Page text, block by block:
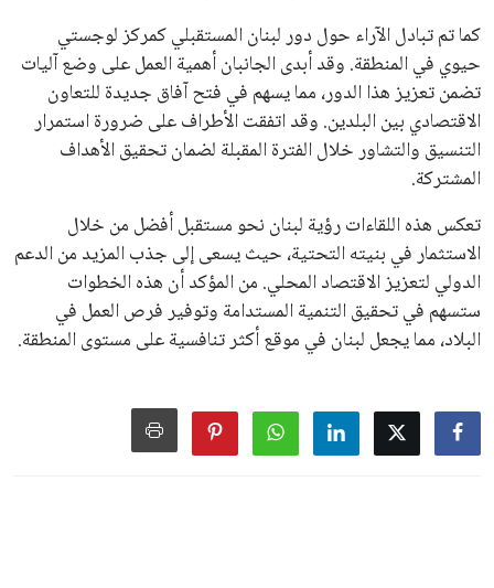
كما تم تبادل الآراء حول دور لبنان المستقبلي كمركز لوجستي
حيوي في المنطقة. وقد أبدى الجانبان أهمية العمل على وضع آليات
تضمن تعزيز هذا الدور، مما يسهم في فتح آفاق جديدة للتعاون
الاقتصادي بين البلدين. وقد اتفقت الأطراف على ضرورة استمرار
التنسيق والتشاور خلال الفترة المقبلة لضمان تحقيق الأهداف
المشتركة.
تعكس هذه اللقاءات رؤية لبنان نحو مستقبل أفضل من خلال
الاستثمار في بنيته التحتية، حيث يسعى إلى جذب المزيد من الدعم
الدولي لتعزيز الاقتصاد المحلي. من المؤكد أن هذه الخطوات
ستسهم في تحقيق التنمية المستدامة وتوفير فرص العمل في
البلاد، مما يجعل لبنان في موقع أكثر تنافسية على مستوى المنطقة.